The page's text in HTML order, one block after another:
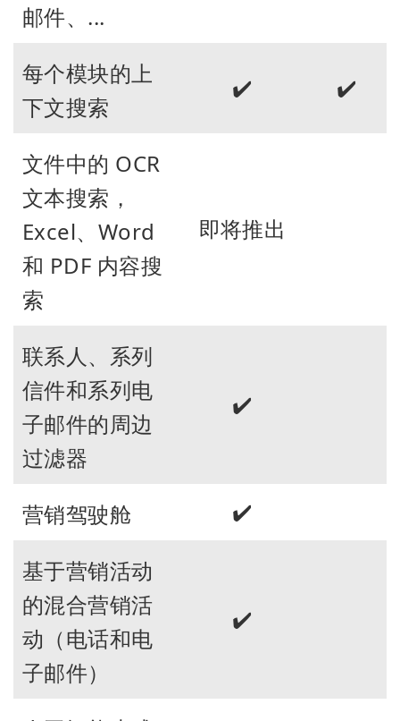
邮件、...
每个模块的上
下文搜索
✔️ ✔️
文件中的 OCR
文本搜索，
Excel、Word
和 PDF 内容搜
索
即将推出
联系人、系列
信件和系列电
子邮件的周边
过滤器
✔️
营销驾驶舱
✔️
基于营销活动
的混合营销活
动（电话和电
子邮件）
✔️